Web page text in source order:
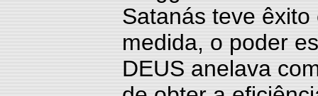
Satanás teve
medida, o poder
DEUS anelava